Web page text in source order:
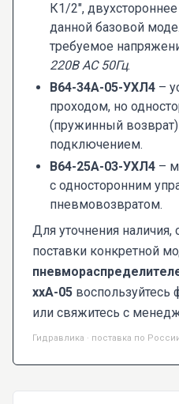
К1/2",
данной базовой
требуемое
220В AC 50Гц.
В64-34А-05-УХЛ4 –
проходом, но
(пружинный
подключением.
В64-25А-03-УХЛ4 –
с односторонним
пневмовозвратом.
Для уточнения наличия,
поставки конкретной
ххА-05 воспользуйтесь
или свяжитесь с
Гидравлика · поставка по